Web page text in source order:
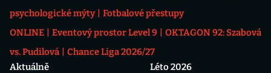
psychologické mýty
Fotbalové přestupy
ONLINE
Eventový prostor Level 9
OKTAGON 92: Szabová
vs. Pudilová
Chance Liga 2026/27
Aktuálně
Léto 2026